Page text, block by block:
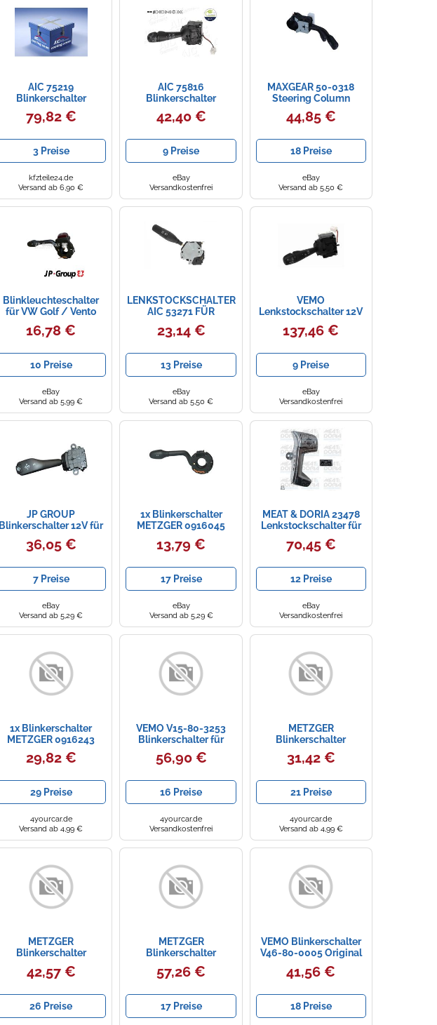
AIC 75219
Blinkerschalter
79,82 €
3 Preise
kfzteile24.de
Versand ab 6,90 €
AIC 75816
Blinkerschalter
42,40 €
9 Preise
eBay
Versandkostenfrei
MAXGEAR 50-0318
Steering Column
Switch for AUDI
44,85 €
18 Preise
eBay
Versand ab 5,50 €
Blinkleuchteschalter
für VW Golf / Vento
16,78 €
10 Preise
eBay
Versand ab 5,99 €
LENKSTOCKSCHALTER
AIC 53271 FÜR
RENAULT ESPACE II
J/S63
23,14 €
13 Preise
eBay
Versand ab 5,50 €
VEMO
Lenkstockschalter 12V
für RENAULT V46-80-
0066
137,46 €
9 Preise
eBay
Versandkostenfrei
JP GROUP
Blinkerschalter 12V für
BMW 1496200300
36,05 €
7 Preise
eBay
Versand ab 5,29 €
1x Blinkerschalter
METZGER 0916045
passend für VAG
13,79 €
17 Preise
eBay
Versand ab 5,29 €
MEAT & DORIA 23478
Lenkstockschalter für
70,45 €
12 Preise
eBay
Versandkostenfrei
1x Blinkerschalter
METZGER 0916243
passend für VAG
29,82 €
29 Preise
4yourcar.de
Versand ab 4,99 €
VEMO V15-80-3253
Blinkerschalter für
AUDI SEAT SKODA VW
56,90 €
16 Preise
4yourcar.de
Versandkostenfrei
METZGER
Blinkerschalter
0916231 ORIGINAL
ERSATZTEIL für OPEL
31,42 €
21 Preise
4yourcar.de
Versand ab 4,99 €
METZGER
Blinkerschalter
0916179 ORIGINAL
ERSATZTEIL für FORD
42,57 €
26 Preise
METZGER
Blinkerschalter
09161168 für SEAT
SKODA VW VAG
57,26 €
17 Preise
VEMO Blinkerschalter
V46-80-0005 Original
VEMO Qualität für
RENAULT, Innenraum
41,56 €
18 Preise